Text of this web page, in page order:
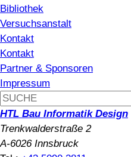
Bibliothek
Versuchsanstalt
Kontakt
Kontakt
Partner & Sponsoren
Impressum
HTL Bau Informatik Design
Trenkwalderstraße 2
A-6026 Innsbruck